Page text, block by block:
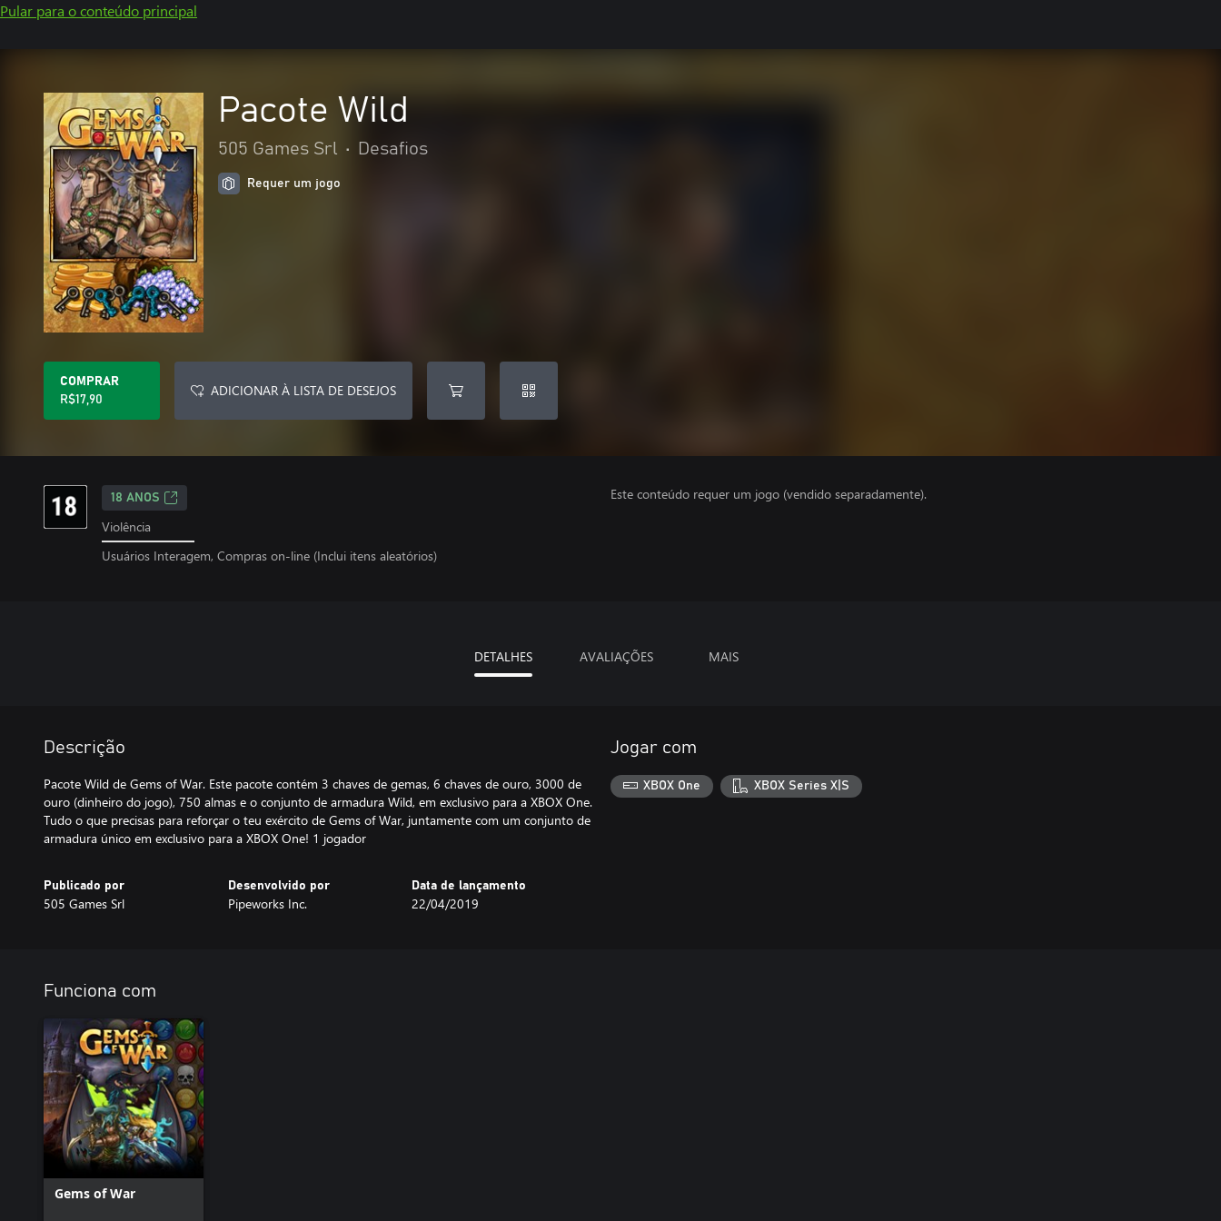
Pular para o conteúdo principal
Pacote Wild
505 Games Srl • Desafios
Requer um jogo
COMPRAR
R$17,90
ADICIONAR À LISTA DE DESEJOS
18 ANOS
Violência
Usuários Interagem, Compras on-line (Inclui itens aleatórios)
Este conteúdo requer um jogo (vendido separadamente).
DETALHES AVALIAÇÕES MAIS
Descrição
Pacote Wild de Gems of War. Este pacote contém 3 chaves de gemas, 6 chaves de ouro, 3000 de
ouro (dinheiro do jogo), 750 almas e o conjunto de armadura Wild, em exclusivo para a XBOX One.
Tudo o que precisas para reforçar o teu exército de Gems of War, juntamente com um conjunto de
armadura único em exclusivo para a XBOX One! 1 jogador
Publicado por
505 Games Srl
Desenvolvido por
Pipeworks Inc.
Data de lançamento
22/04/2019
Jogar com
XBOX One XBOX Series X|S
Funciona com
Gems of War